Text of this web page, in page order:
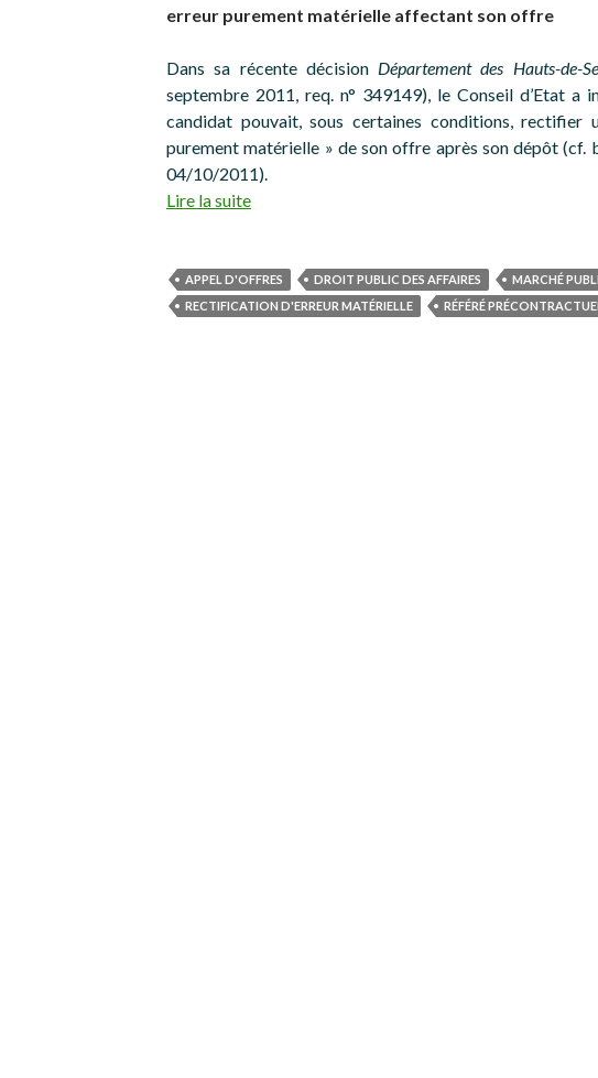
erreur purement matérielle affectant son offre
Dans sa récente décision Département des Hauts-de-
septembre 2011, req. n° 349149), le Conseil d’Etat a
candidat pouvait, sous certaines conditions, rectifier
purement matérielle » de son offre après son dépôt (cf.
04/10/2011).
Lire la suite
APPEL D'OFFRES DROIT PUBLIC DES AFFAIRES
MARCHÉ
RECTIFICATION D'ERREUR MATÉRIELLE
RÉFÉRÉ